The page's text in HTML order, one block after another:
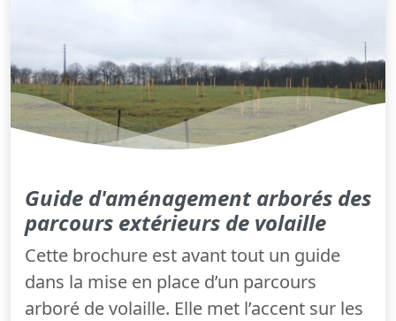
Guide d'aménagement arborés des
parcours extérieurs de volaille
Cette brochure est avant tout un guide
dans la mise en place d’un parcours
arboré de volaille. Elle met l’accent sur les